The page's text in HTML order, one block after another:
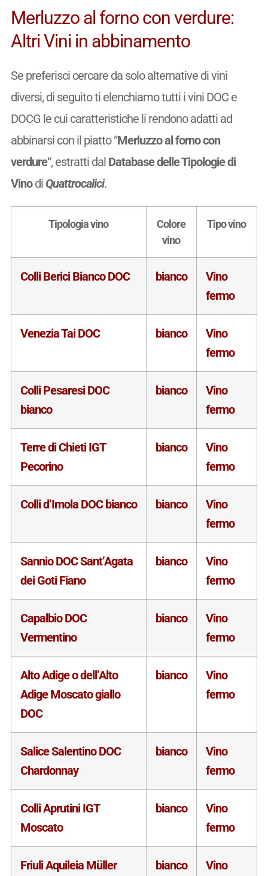
Merluzzo al forno con verdure:
Altri Vini in abbinamento
Se preferisci cercare da solo alternative di vini
diversi, di seguito ti elenchiamo tutti i vini DOC e
DOCG le cui caratteristiche li rendono adatti ad
abbinarsi con il piatto “Merluzzo al forno con
verdure“, estratti dal Database delle Tipologie di
Vinodi Quattrocalici.
Tipologia vino
Colore
vino
Tipo vino
Colli Berici Bianco DOC bianco
Vino
fermo
Venezia Tai DOC bianco
Vino
fermo
Colli Pesaresi DOC
bianco
bianco
Vino
fermo
Terre di Chieti IGT
Pecorino
bianco
Vino
fermo
Colli d’Imola DOC bianco bianco
Vino
fermo
Sannio DOC Sant’Agata
dei Goti Fiano
bianco
Vino
fermo
Capalbio DOC
Vermentino
bianco
Vino
fermo
Alto Adige o dell’Alto
Adige Moscato giallo
DOC
bianco
Vino
fermo
Salice Salentino DOC
Chardonnay
bianco
Vino
fermo
Colli Aprutini IGT
Moscato
bianco
Vino
fermo
Friuli Aquileia Müller
bianco
Vino